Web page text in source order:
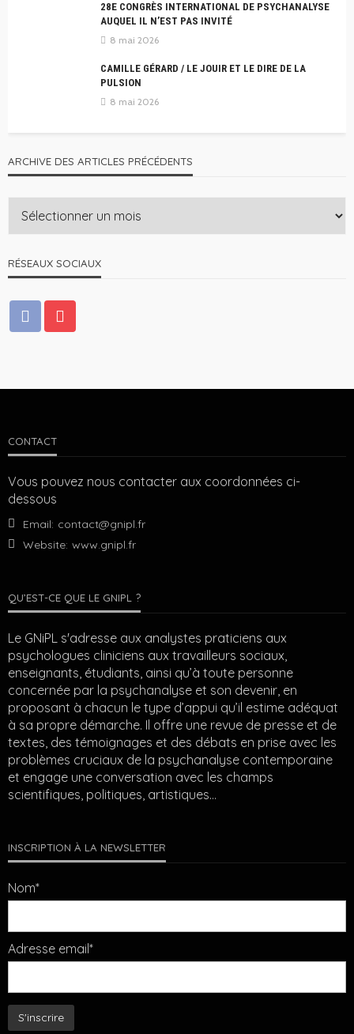
28E CONGRÈS INTERNATIONAL DE PSYCHANALYSE
AUQUEL IL N’EST PAS INVITÉ
8 mai 2026
CAMILLE GÉRARD / LE JOUIR ET LE DIRE DE LA
PULSION
8 mai 2026
ARCHIVE DES ARTICLES PRÉCÉDENTS
RÉSEAUX SOCIAUX
CONTACT
Vous pouvez nous contacter aux coordonnées ci-
dessous
Email: contact@gnipl.fr
Website: www.gnipl.fr
QU’EST-CE QUE LE GNIPL ?
Le GNiPL s'adresse aux analystes praticiens aux
psychologues cliniciens aux travailleurs sociaux,
enseignants, étudiants, ainsi qu’à toute personne
concernée par la psychanalyse et son devenir, en
proposant à chacun le type d’appui qu’il estime adéquat
à sa propre démarche. Il offre une revue de presse et de
textes, des témoignages et des débats en prise avec les
problèmes cruciaux de la psychanalyse contemporaine
et engage une conversation avec les champs
scientifiques, politiques, artistiques…
INSCRIPTION À LA NEWSLETTER
Nom*
Adresse email*